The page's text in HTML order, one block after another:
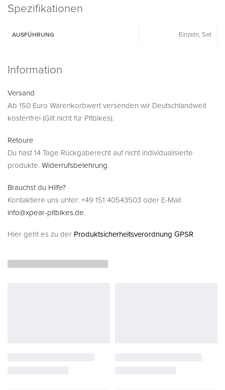
Spezifikationen
AUSFÜHRUNG Einzeln, Set
Information
Versand
Ab 150 Euro Warenkorbwert versenden wir Deutschlandweit
kostenfrei (Gilt nicht für Pitbikes).
Retoure
Du hast 14 Tage Rückgaberecht auf nicht individualisierte
produkte. Widerrufsbelehrung.
Brauchst du Hilfe?
Kontaktiere uns unter: +49 151 40543503 oder E-Mail:
info@xpear-pitbikes.de.
Hier geht es zu der Produktsicherheitsverordnung GPSR